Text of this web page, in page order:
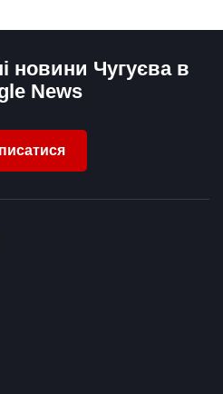
новини Чугуєва в
News